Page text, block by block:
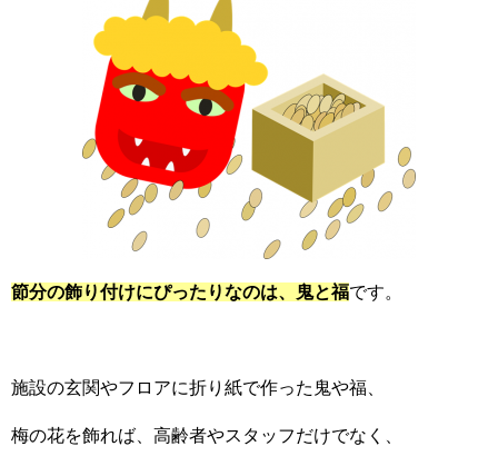
節分の飾り付けにぴったりなのは、鬼と福です。
施設の玄関やフロアに折り紙で作った鬼や福、
梅の花を飾れば、高齢者やスタッフだけでなく、